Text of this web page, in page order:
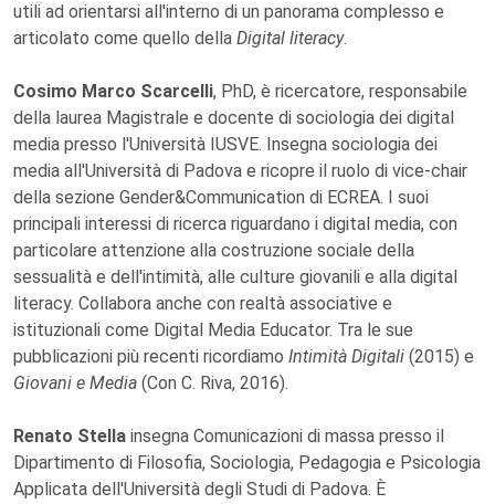
utili ad orientarsi all'interno di un panorama complesso e
articolato come quello della Digital literacy.
Cosimo Marco Scarcelli, PhD, è ricercatore, responsabile
della laurea Magistrale e docente di sociologia dei digital
media presso l'Università IUSVE. Insegna sociologia dei
media all'Università di Padova e ricopre il ruolo di vice-chair
della sezione Gender&Communication di ECREA. I suoi
principali interessi di ricerca riguardano i digital media, con
particolare attenzione alla costruzione sociale della
sessualità e dell'intimità, alle culture giovanili e alla digital
literacy. Collabora anche con realtà associative e
istituzionali come Digital Media Educator. Tra le sue
pubblicazioni più recenti ricordiamo Intimità Digitali (2015) e
Giovani e Media (Con C. Riva, 2016).
Renato Stella insegna Comunicazioni di massa presso il
Dipartimento di Filosofia, Sociologia, Pedagogia e Psicologia
Applicata dell'Università degli Studi di Padova. È